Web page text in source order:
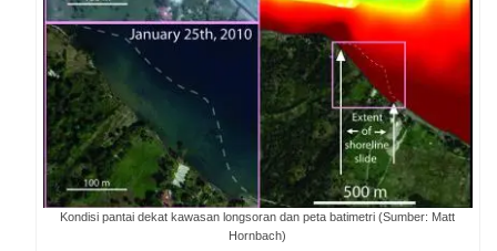
Kondisi pantai dekat kawasan longsoran dan peta batimetri (Sumber: Matt
Hornbach)